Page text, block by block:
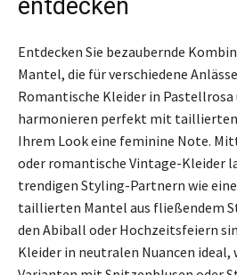
entdecken
Entdecken Sie bezaubernde
Mantel, die für verschiedene
Romantische Kleider in
harmonieren perfekt mit
Ihrem Look eine feminine Note.
oder romantische Vintage-Kleider
trendigen Styling-Partnern wie
taillierten Mantel aus fließendem
den Abiball oder Hochzeitsfeiern
Kleider in neutralen Nuancen ideal,